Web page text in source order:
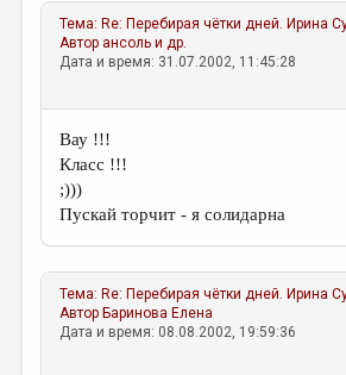
ОТ РЕДАКЦИИ
МАЛАЯ ПРОЗА
ЛИТЕРАТУРОВЕДЕНИЕ
КУЛЬТУРОВЕДЕНИЕ
ПУБЛИЦИСТИКА
ЦИКЛЫ ПУБЛИКАЦИЙ
ТРЕДИАКОВСКИЙ
Тема: Re: Перебирая чётки дней. Ирина
Автор ансоль и др.
Дата и время: 31.07.2002, 11:45:28
Вау !!!
Класс !!!
;)))
Пускай торчит - я солидарна
Тема: Re: Перебирая чётки дней. Ирина
Автор Баринова Елена
Дата и время: 08.08.2002, 19:59:36